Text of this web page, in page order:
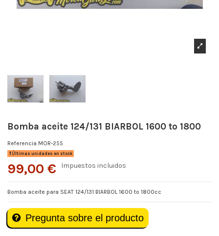
Bomba aceite 124/131 BIARBOL 1600 to 1800
Referencia MOR-255
Últimas unidades en stock
99,00 € Impuestos incluidos
Bomba aceite para SEAT 124/131 BIARBOL 1600 to 1800cc
Pregunta sobre el producto